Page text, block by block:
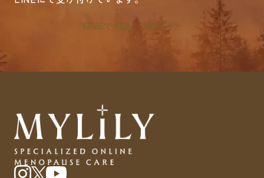
LINEで相談・診療予約